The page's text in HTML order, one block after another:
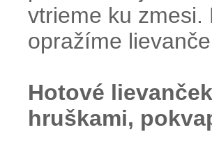
vtrieme ku zmesi.
opražíme
Hotové
hruškami,